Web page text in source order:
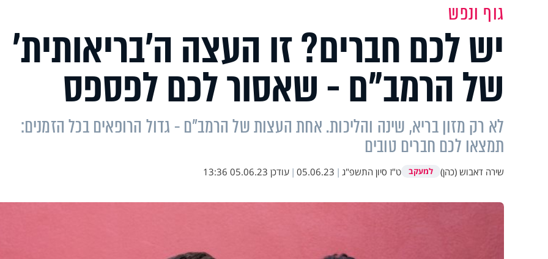
גוף ונפש
יש לכם חברים? זו העצה ה'בריאותית'
של הרמב"ם - שאסור לכם לפספס
לא רק מזון בריא, שינה והליכות. אחת העצות של הרמב"ם - גדול הרופאים בכל הזמנים:
תמצאו לכם חברים טובים
שירה דאבוש (כהן) למעקב ט"ז סיון התשפ"ג |
05.06.23
| עודכן 05.06.23 13:36